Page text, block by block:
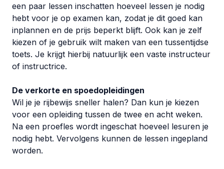
een paar lessen inschatten hoeveel lessen je nodig
hebt voor je op examen kan, zodat je dit goed kan
inplannen en de prijs beperkt blijft. Ook kan je zelf
kiezen of je gebruik wilt maken van een tussentijdse
toets. Je krijgt hierbij natuurlijk een vaste instructeur
of instructrice.
De verkorte en spoedopleidingen
Wil je je rijbewijs sneller halen? Dan kun je kiezen
voor een opleiding tussen de twee en acht weken.
Na een proefles wordt ingeschat hoeveel lesuren je
nodig hebt. Vervolgens kunnen de lessen ingepland
worden.